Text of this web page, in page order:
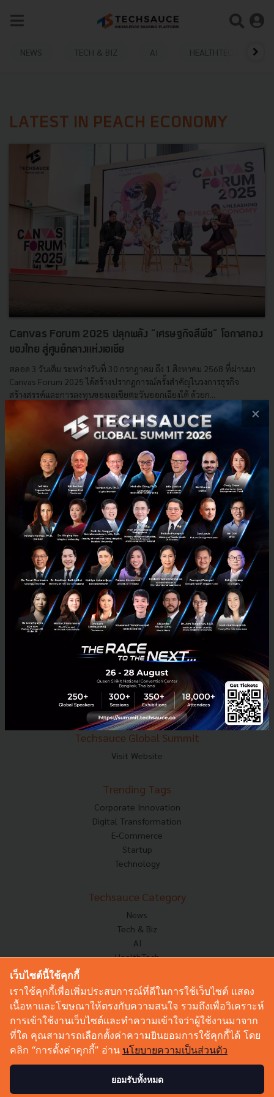
NEWS TECH & BIZ AI HEALTHTECH
LATEST IN PEACH ECONOMY
Canvas Forum 2025 ปลุกพลัง “เศรษฐกิจสีพีช” โอกาสทอง
ของไทย สู่ศูนย์กลางแห่งเอเชีย
ตลอด 3 วันเต็ม ระหว่างวันที่ 30 กรกฎาคม ถึง 1 สิงหาคม 2568 ที่ผ่านมา
Canvas Forum 2025 ได้สร้างปรากฏการณ์ครั้งสำคัญในวงการธุรกิจ
สร้างสรรค์และการลงทุนของเอเชียตะวันออกเฉียงใต้ ด้วยก...
| ByTechsauce Team
Startups Peach Economy Canvas Forum 2025
E-mail :contact@techsauce.co
Tel : 02-001-5375
Mobile : 06-4658-9500
Techsauce Media
About Techsauce
Techsauce Services
Privacy Policy
ส่งบทความ
Techsauce Global Summit
Visit Website
Trending Tags
Corporate Innovation
Digital Transformation
E-Commerce
Startup
Technology
Techsauce Category
News
Tech & Biz
AI
HealthTech
Corp Innov
Saucy Thoughts
Sustainable
Videos
Podcast
×
เว็บไซต์นี้ใช้คุกกี้
เราใช้คุกกี้เพื่อเพิ่มประสบการณ์ที่ดีในการใช้เว็บไซต์ แสดง
เนื้อหาและโฆษณาให้ตรงกับความสนใจ รวมถึงเพื่อวิเคราะห์
การเข้าใช้งานเว็บไซต์และทำความเข้าใจว่าผู้ใช้งานมาจาก
ที่ใด คุณสามารถเลือกตั้งค่าความยินยอมการใช้คุกกี้ได้ โดย
คลิก “การตั้งค่าคุกกี้” อ่าน นโยบายความเป็นส่วนตัว
ยอมรับทั้งหมด